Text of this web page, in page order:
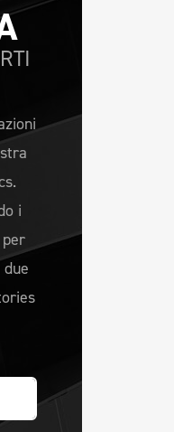
i